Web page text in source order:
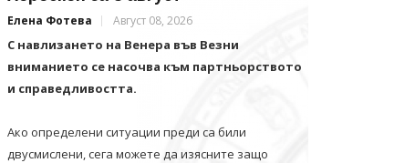
Елена Фотева Август 08, 2026
С навлизането на Венера във Везни
вниманието се насочва към партньорството
и справедливостта.
Ако определени ситуации преди са били
двусмислени, сега можете да изясните защо